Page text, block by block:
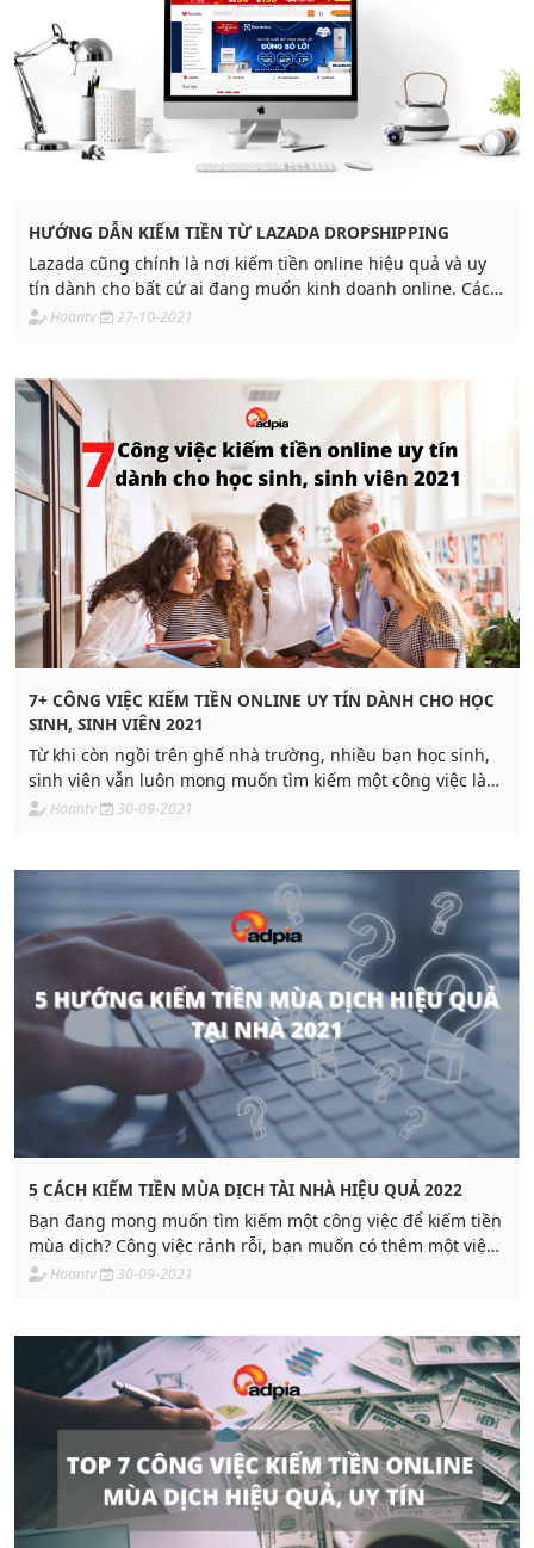
HƯỚNG DẪN KIẾM TIỀN TỪ LAZADA DROPSHIPPING
Lazada cũng chính là nơi kiếm tiền online hiệu quả và uy
tín dành cho bất cứ ai đang muốn kinh doanh online. Các
hình thức kiếm tiền online trên Lazada
Hoantv 27-10-2021
7+ CÔNG VIỆC KIẾM TIỀN ONLINE UY TÍN DÀNH CHO HỌC
SINH, SINH VIÊN 2021
Từ khi còn ngồi trên ghế nhà trường, nhiều bạn học sinh,
sinh viên vẫn luôn mong muốn tìm kiếm một công việc làm
thêm để vừa có thêm thu nhập
Hoantv 30-09-2021
5 CÁCH KIẾM TIỀN MÙA DỊCH TÀI NHÀ HIỆU QUẢ 2022
Bạn đang mong muốn tìm kiếm một công việc để kiếm tiền
mùa dịch? Công việc rảnh rỗi, bạn muốn có thêm một việc
tay trái để gia tăng thu nhập
Hoantv 30-09-2021